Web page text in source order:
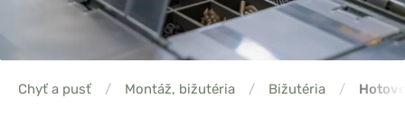
Chyť a pusť / Montáž, bižutéria / Bižutéria /